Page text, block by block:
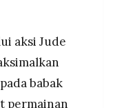
aksi Jude
babak
permainan